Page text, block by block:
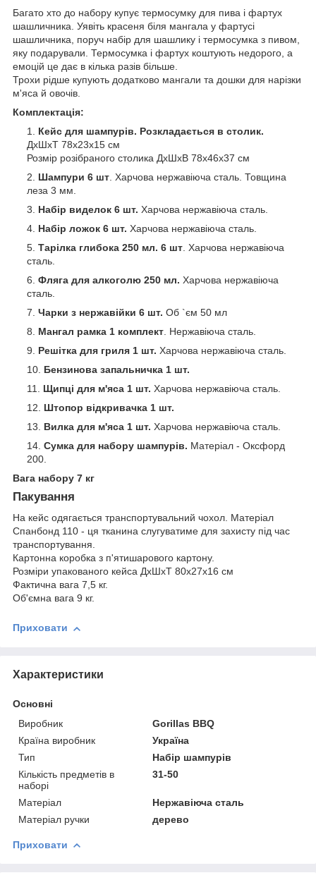
Багато хто до набору купує термосумку для пива і фартух
шашличника. Уявіть красеня біля мангала у фартусі
шашличника, поруч набір для шашлику і термосумка з пивом,
яку подарували. Термосумка і фартух коштують недорого, а
емоцій це дає в кілька разів більше.
Трохи рідше купують додатково мангали та дошки для нарізки
м'яса й овочів.
Комплектація:
Кейс для шампурів. Розкладається в столик.
ДхШхТ 78х23х15 см
Розмір розібраного столика ДхШхВ 78х46х37 см
Шампури 6 шт . Харчова нержавіюча сталь. Товщина
леза 3 мм.
Набір виделок 6 шт. Харчова нержавіюча сталь.
Набір ложок 6 шт. Харчова нержавіюча сталь.
Тарілка глибока 250 мл. 6 шт . Харчова нержавіюча
сталь.
Фляга для алкоголю 250 мл. Харчова нержавіюча
сталь.
Чарки з нержавійки 6 шт. Об `єм 50 мл
Мангал рамка 1 комплект . Нержавіюча сталь.
Решітка для гриля 1 шт. Харчова нержавіюча сталь.
Бензинова запальничка 1 шт.
Щипці для м'яса 1 шт. Харчова нержавіюча сталь.
Штопор відкривачка 1 шт.
Вилка для м'яса 1 шт. Харчова нержавіюча сталь.
Сумка для набору шампурів. Матеріал - Оксфорд
200.
Вага набору 7 кг
Пакування
На кейс одягається транспортувальний чохол. Матеріал
Спанбонд 110 - ця тканина слугуватиме для захисту під час
транспортування.
Картонна коробка з п'ятишарового картону.
Розміри упакованого кейса ДхШхТ 80х27х16 см
Фактична вага 7,5 кг.
Об'ємна вага 9 кг.
Приховати
Характеристики
Основні
Виробник
Gorillas BBQ
Країна виробник
Україна
Тип
Набір шампурів
Кількість предметів в
наборі
31-50
Матеріал
Нержавіюча сталь
Матеріал ручки
дерево
Приховати